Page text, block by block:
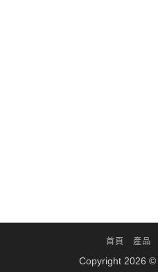
首頁 產品
Copyright 2026 ©